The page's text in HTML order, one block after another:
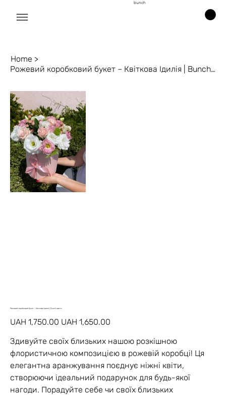
bunch
Home >
Рожевий коробковий букет – Квіткова Ідилія | Bunch цветы
Рожевий коробковий букет – Квіткова Ідилія | Bunch цветы
Original
price
UAH 1,750.00
Sale
price
UAH 1,650.00
Здивуйте своїх близьких нашою розкішною
флористичною композицією в рожевій коробці! Ця
елегантна аранжування поєднує ніжні квіти,
створюючи ідеальний подарунок для будь-якої
нагоди. Порадуйте себе чи своїх близьких